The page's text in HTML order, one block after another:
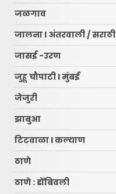
जळगाव
जालना l अंतरवाली / सराठी
जासई -उरण
जुहू चौपाटी l मुंबई
जेजुरी
झाबुआ
टिटवाळा l कल्याण
ठाणे
ठाणे : डोंबिवली